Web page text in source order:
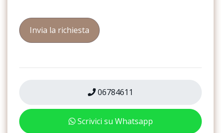
USB
06784611
Scrivici su Whatsapp